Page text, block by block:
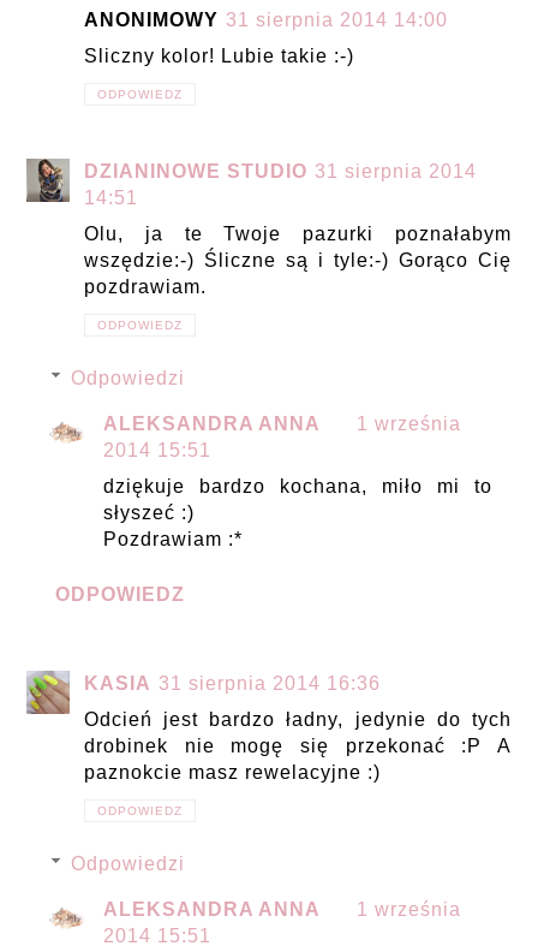
ANONIMOWY 31 sierpnia 2014 14:00
Sliczny kolor! Lubie takie :-)
ODPOWIEDZ
DZIANINOWE STUDIO 31 sierpnia 2014
14:51
Olu, ja te Twoje pazurki poznałabym
wszędzie:-) Śliczne są i tyle:-) Gorąco Cię
pozdrawiam.
ODPOWIEDZ
Odpowiedzi
ALEKSANDRA ANNA
1 września
2014 15:51
dziękuje bardzo kochana, miło mi to
słyszeć :)
Pozdrawiam :*
ODPOWIEDZ
KASIA 31 sierpnia 2014 16:36
Odcień jest bardzo ładny, jedynie do tych
drobinek nie mogę się przekonać :P A
paznokcie masz rewelacyjne :)
ODPOWIEDZ
Odpowiedzi
ALEKSANDRA ANNA
1 września
2014 15:51